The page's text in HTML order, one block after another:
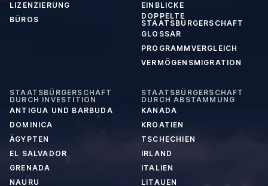
LIZENZIERUNG
BÜROS
EINBLICKE
DOPPELTE
STAATSBÜRGERSCHAFT
GLOSSAR
PROGRAMMVERGLEICH
VERMÖGENSMIGRATION
STAATSBÜRGERSCHAFT
DURCH INVESTITION
ANTIGUA UND BARBUDA
DOMINICA
ÄGYPTEN
EL SALVADOR
GRENADA
NAURU
STAATSBÜRGERSCHAFT
DURCH ABSTAMMUNG
KANADA
KROATIEN
TSCHECHIEN
IRLAND
ITALIEN
LITAUEN